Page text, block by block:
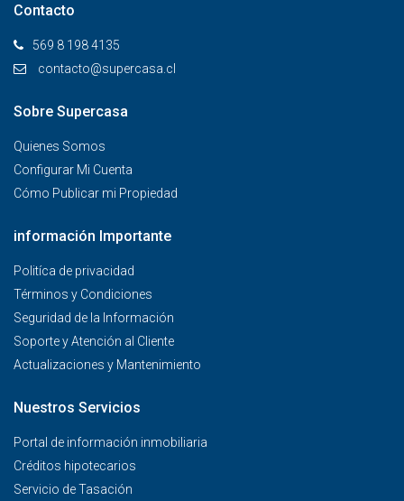
Contacto
569 8 198 4135
contacto@supercasa.cl
Sobre Supercasa
Quienes Somos
Configurar Mi Cuenta
Cómo Publicar mi Propiedad
información Importante
Politíca de privacidad
Términos y Condiciones
Seguridad de la Información
Soporte y Atención al Cliente
Actualizaciones y Mantenimiento
Nuestros Servicios
Portal de información inmobiliaria
Créditos hipotecarios
Servicio de Tasación